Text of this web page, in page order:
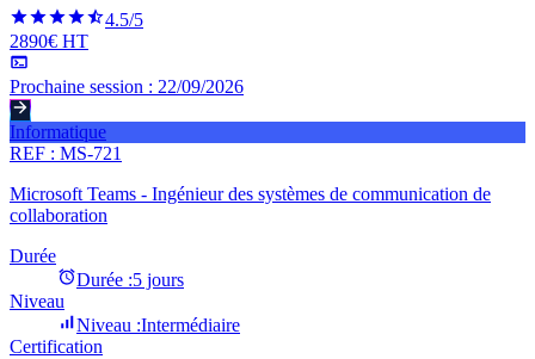
4.5/5
2890€ HT
Prochaine session : 22/09/2026
Informatique
REF : MS-721
Microsoft Teams - Ingénieur des systèmes de communication de
collaboration
Durée
Durée :5 jours
Niveau
Niveau :Intermédiaire
Certification